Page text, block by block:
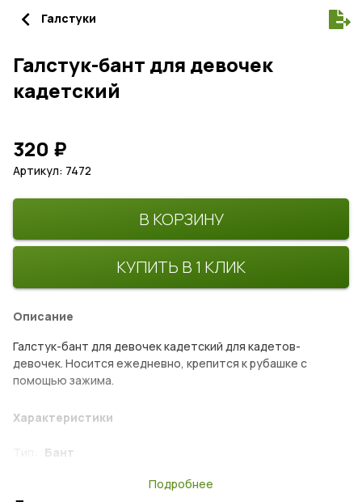
navigate_before Галстуки
320 ₽
Галстук-бант для девочек
кадетский
Артикул: 7472
В КОРЗИНУ
КУПИТЬ В 1 КЛИК
Описание
Галстук-бант для девочек кадетский для кадетов-
девочек. Носится ежедневно, крепится к рубашке с
помощью зажима.
Характеристики
Бант
Подробнее